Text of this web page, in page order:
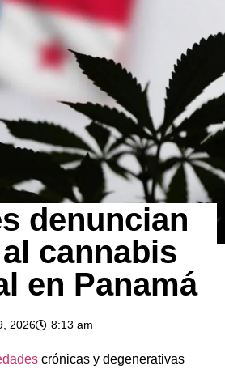
denuncian
cannabis
en Panamá
2026 8:13 am
crónicas y degenerativas